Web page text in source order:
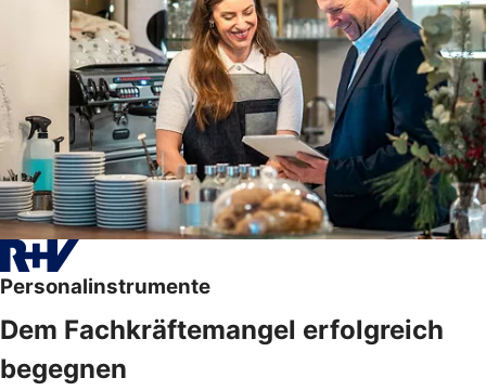
Personalinstrumente
Dem Fachkräftemangel erfolgreich
begegnen